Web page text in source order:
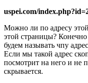
uspei.com/
Можно ли по адресу
этой страницы? Конечно
будем называть чпу
Если мы такой адрес
посмотрит на него и не
скрывается.